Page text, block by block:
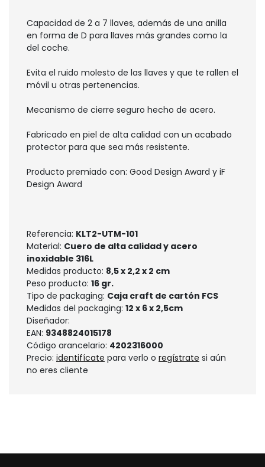
Capacidad de 2 a 7 llaves, además de una anilla
en forma de D para llaves más grandes como la
del coche.
Evita el ruido molesto de las llaves y que te rallen el
móvil u otras pertenencias.
Mecanismo de cierre seguro hecho de acero.
Fabricado en piel de alta calidad con un acabado
protector para que sea más resistente.
Producto premiado con: Good Design Award y iF
Design Award
Referencia: KLT2-UTM-101
Material: Cuero de alta calidad y acero
inoxidable 316L
Medidas producto: 8,5 x 2,2 x 2 cm
Peso producto: 16 gr.
Tipo de packaging: Caja craft de cartón FCS
Medidas del packaging: 12 x 6 x 2,5cm
Diseñador:
EAN: 9348824015178
Código arancelario: 4202316000
Precio: identifícate para verlo o regístrate si aún
no eres cliente